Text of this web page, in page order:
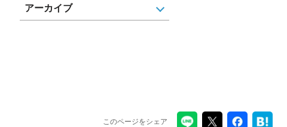
アーカイブ
このページをシェア